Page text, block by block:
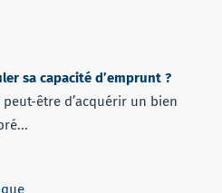
sa capacité d’emprunt ?
peut-être d’acquérir un bien